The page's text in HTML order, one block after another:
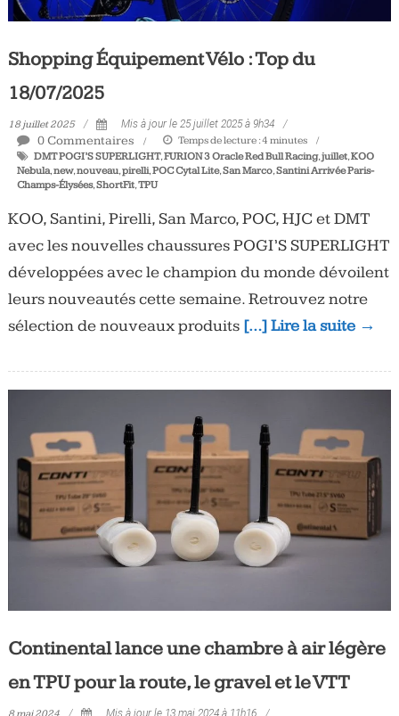
Shopping Équipement Vélo : Top du
18/07/2025
18 juillet 2025 Mis à jour le 25 juillet 2025 à 9h34
0 Commentaires Temps de lecture :4 minutes
DMT POGI’S SUPERLIGHT,FURION 3 Oracle Red Bull Racing,juillet,KOO
Nebula,new,nouveau,pirelli,POC Cytal Lite,San Marco,Santini Arrivée Paris-
Champs-Élysées,ShortFit,TPU
KOO, Santini, Pirelli, San Marco, POC, HJC et DMT
avec les nouvelles chaussures POGI’S SUPERLIGHT
développées avec le champion du monde dévoilent
leurs nouveautés cette semaine. Retrouvez notre
sélection de nouveaux produits […] Lire la suite →
Continental lance une chambre à air légère
en TPU pour la route, le gravel et le VTT
8 mai 2024 Mis à jour le 13 mai 2024 à 11h16